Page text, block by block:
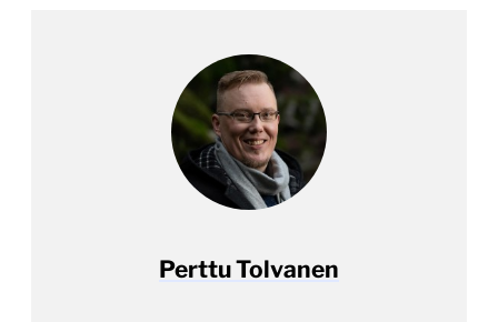
Perttu Tolvanen